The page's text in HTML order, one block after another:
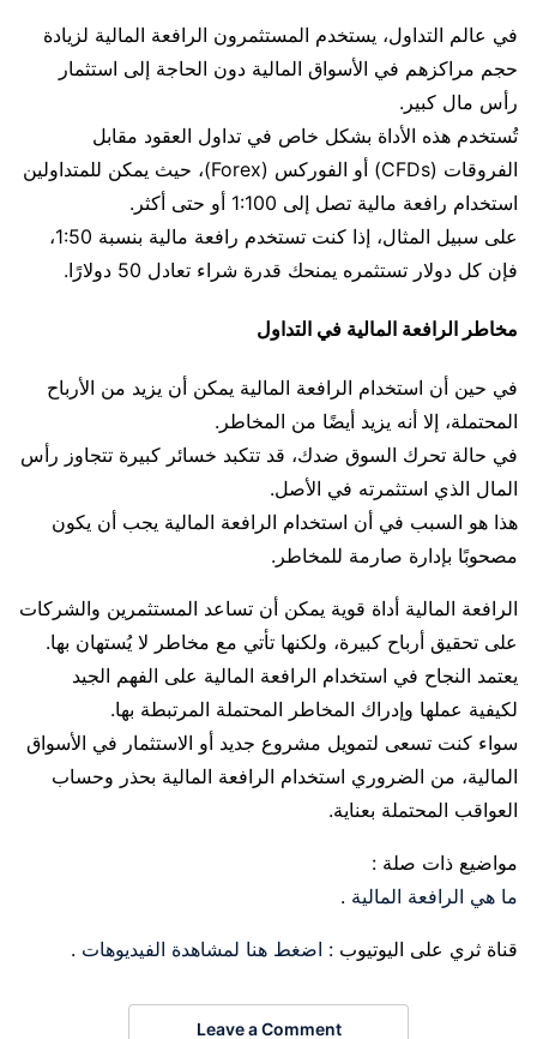
في عالم التداول، يستخدم المستثمرون الرافعة المالية لزيادة
حجم مراكزهم في الأسواق المالية دون الحاجة إلى استثمار
رأس مال كبير.
تُستخدم هذه الأداة بشكل خاص في تداول العقود مقابل
الفروقات (CFDs) أو الفوركس (Forex)، حيث يمكن للمتداولين
استخدام رافعة مالية تصل إلى 1:100 أو حتى أكثر.
على سبيل المثال، إذا كنت تستخدم رافعة مالية بنسبة 1:50،
فإن كل دولار تستثمره يمنحك قدرة شراء تعادل 50 دولارًا.
مخاطر الرافعة المالية في التداول
في حين أن استخدام الرافعة المالية يمكن أن يزيد من الأرباح
المحتملة، إلا أنه يزيد أيضًا من المخاطر.
في حالة تحرك السوق ضدك، قد تتكبد خسائر كبيرة تتجاوز رأس
المال الذي استثمرته في الأصل.
هذا هو السبب في أن استخدام الرافعة المالية يجب أن يكون
مصحوبًا بإدارة صارمة للمخاطر.
الرافعة المالية أداة قوية يمكن أن تساعد المستثمرين والشركات
على تحقيق أرباح كبيرة، ولكنها تأتي مع مخاطر لا يُستهان بها.
يعتمد النجاح في استخدام الرافعة المالية على الفهم الجيد
لكيفية عملها وإدراك المخاطر المحتملة المرتبطة بها.
سواء كنت تسعى لتمويل مشروع جديد أو الاستثمار في الأسواق
المالية، من الضروري استخدام الرافعة المالية بحذر وحساب
العواقب المحتملة بعناية.
مواضيع ذات صلة :
ما هي الرافعة المالية .
قناة ثري على اليوتيوب : اضغط هنا لمشاهدة الفيديوهات .
Leave a Comment